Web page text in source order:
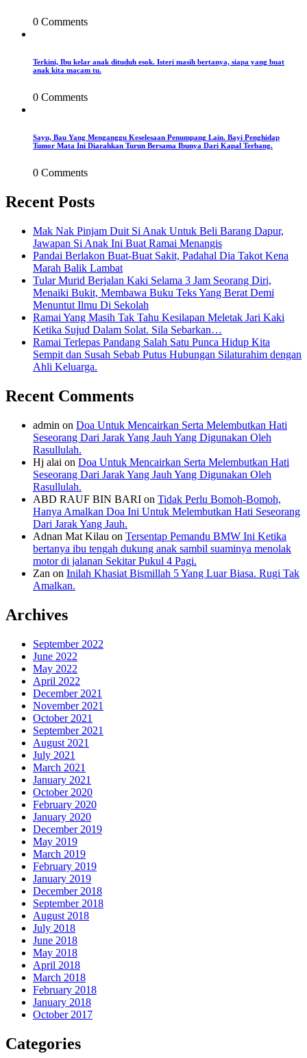
0 Comments
Terkini, Ibu kelar anak dituduh esok. Isteri masih bertanya, siapa yang buat
anak kita macam tu.
0 Comments
Sayu, Bau Yang Menganggu Keselesaan Penumpang Lain. Bayi Penghidap
Tumor Mata Ini Diarahkan Turun Bersama Ibunya Dari Kapal Terbang.
0 Comments
Recent Posts
Mak Nak Pinjam Duit Si Anak Untuk Beli Barang Dapur,
Jawapan Si Anak Ini Buat Ramai Menangis
Pandai Berlakon Buat-Buat Sakit, Padahal Dia Takot Kena
Marah Balik Lambat
Tular Murid Berjalan Kaki Selama 3 Jam Seorang Diri,
Menaiki Bukit, Membawa Buku Teks Yang Berat Demi
Menuntut Ilmu Di Sekolah
Ramai Yang Masih Tak Tahu Kesilapan Meletak Jari Kaki
Ketika Sujud Dalam Solat. Sila Sebarkan…
Ramai Terlepas Pandang Salah Satu Punca Hidup Kita
Sempit dan Susah Sebab Putus Hubungan Silaturahim dengan
Ahli Keluarga.
Recent Comments
admin on Doa Untuk Mencairkan Serta Melembutkan Hati
Seseorang Dari Jarak Yang Jauh Yang Digunakan Oleh
Rasullulah.
Hj alai on Doa Untuk Mencairkan Serta Melembutkan Hati
Seseorang Dari Jarak Yang Jauh Yang Digunakan Oleh
Rasullulah.
ABD RAUF BIN BARI on Tidak Perlu Bomoh-Bomoh,
Hanya Amalkan Doa Ini Untuk Melembutkan Hati Seseorang
Dari Jarak Yang Jauh.
Adnan Mat Kilau on Tersentap Pemandu BMW Ini Ketika
bertanya ibu tengah dukung anak sambil suaminya menolak
motor di jalanan Sekitar Pukul 4 Pagi.
Zan on Inilah Khasiat Bismillah 5 Yang Luar Biasa. Rugi Tak
Amalkan.
Archives
September 2022
June 2022
May 2022
April 2022
December 2021
November 2021
October 2021
September 2021
August 2021
July 2021
March 2021
January 2021
October 2020
February 2020
January 2020
December 2019
May 2019
March 2019
February 2019
January 2019
December 2018
September 2018
August 2018
July 2018
June 2018
May 2018
April 2018
March 2018
February 2018
January 2018
October 2017
Categories